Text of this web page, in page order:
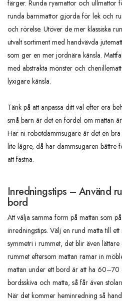
färger. Runda ryamattor och ullmattor
runda barnmattor gjorda för lek och
och rörelse. Utöver de mer klassiska
utvalt sortiment med handvävda
som ger en mer jordnära känsla.
med abstrakta mönster och
lyxigare känsla.
Tänk på att anpassa ditt val efter era
små barn är det en fördel om mattan
Har ni robotdammsugare är det en
lite lägre, då har dammsugaren bättre
att fastna.
Inredningstips – Använd
bord
Att välja samma form på mattan som
inredningstips. Välj en rund matta till
symmetri i rummet, det blir även lättare
rummet eftersom mattan ramar in
mattan under ett bord är att ha 60–70
bordsskiva och matta, så får även
När det kommer heminredning så